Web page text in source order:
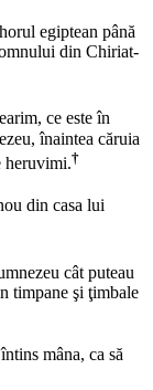
egiptean până
din Chiriat-
ce este în
înaintea căruia
heruvimi.†
din casa lui
cât puteau
timpane şi ţimbale
mâna, ca să